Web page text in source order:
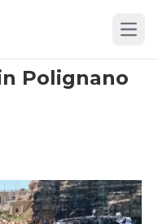
Polignano